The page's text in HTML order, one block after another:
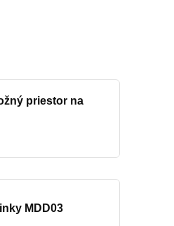
priestor na
MDD03